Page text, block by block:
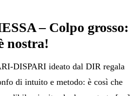
– Colpo grosso:
nostra!
DISPARI ideato dal DIR regala
di intuito e metodo: è così che